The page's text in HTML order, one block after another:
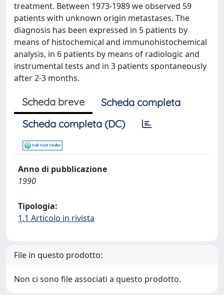
treatment. Between 1973-1989 we observed 59
patients with unknown origin metastases. The
diagnosis has been expressed in 5 patients by
means of histochemical and immunohistochemical
analysis, in 6 patients by means of radiologic and
instrumental tests and in 3 patients spontaneously
after 2-3 months.
Scheda breve
Scheda completa
Scheda completa (DC)
Anno di pubblicazione
1990
Tipologia:
1.1 Articolo in rivista
File in questo prodotto:
Non ci sono file associati a questo prodotto.